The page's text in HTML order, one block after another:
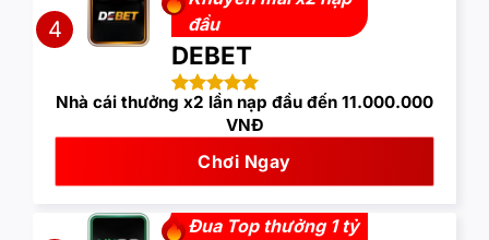
4
đầu
DEBET
Nhà cái thưởng x2 lần nạp đầu đến 11.000.000
VNĐ
Chơi Ngay
Đua Top thưởng 1 tỷ